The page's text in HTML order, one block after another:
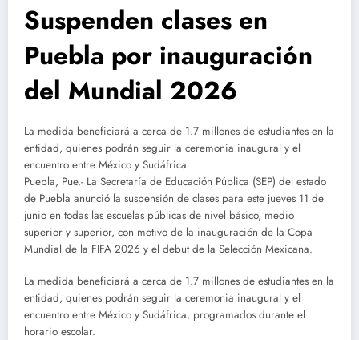
Suspenden clases en
Puebla por inauguración
del Mundial 2026
La medida beneficiará a cerca de 1.7 millones de estudiantes en la
entidad, quienes podrán seguir la ceremonia inaugural y el
encuentro entre México y Sudáfrica
Puebla, Pue.- La Secretaría de Educación Pública (SEP) del estado
de Puebla anunció la suspensión de clases para este jueves 11 de
junio en todas las escuelas públicas de nivel básico, medio
superior y superior, con motivo de la inauguración de la Copa
Mundial de la FIFA 2026 y el debut de la Selección Mexicana.
La medida beneficiará a cerca de 1.7 millones de estudiantes en la
entidad, quienes podrán seguir la ceremonia inaugural y el
encuentro entre México y Sudáfrica, programados durante el
horario escolar.